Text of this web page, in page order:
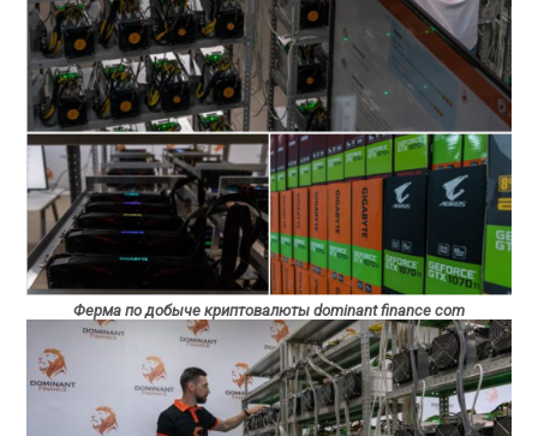
Ферма по добыче криптовалюты dominant finance com